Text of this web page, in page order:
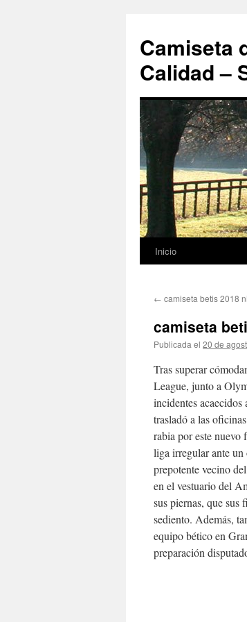
Camiseta
Calidad –
Saltar
contenido
Inicio
← camiseta betis 2018
camiseta
Publicada el 20 de
Tras superar
League, junto a
incidentes
trasladó a las
rabia por este nuevo
liga irregular ante
prepotente vecino
en el vestuario del
sus piernas, que sus
sediento. Además,
equipo bético en
preparación